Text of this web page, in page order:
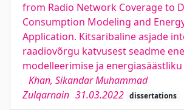
from Radio Network Coverage to
Consumption Modeling and
Application. Kitsaribaline asjade
raadiovõrgu katvusest seadme
modelleerimise ja
Khan, Sikandar Muhammad
Zulqarnain 31.03.2022 dissertations